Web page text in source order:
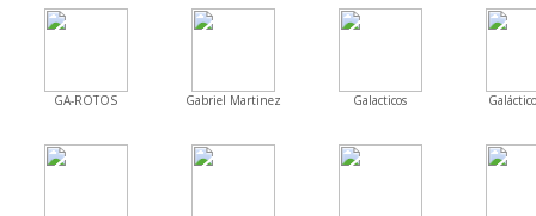
GA-ROTOS Gabriel Martinez Galacticos